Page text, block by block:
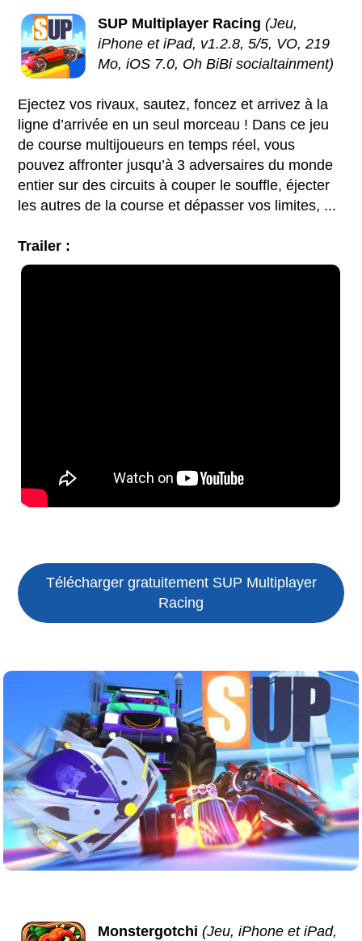
SUP Multiplayer Racing (Jeu,
iPhone et iPad, v1.2.8, 5/5, VO, 219
Mo, iOS 7.0, Oh BiBi socialtainment)
Ejectez vos rivaux, sautez, foncez et arrivez à la
ligne d’arrivée en un seul morceau ! Dans ce jeu
de course multijoueurs en temps réel, vous
pouvez affronter jusqu’à 3 adversaires du monde
entier sur des circuits à couper le souffle, éjecter
les autres de la course et dépasser vos limites, ...
Trailer :
Télécharger gratuitement SUP Multiplayer
Racing
Monstergotchi (Jeu, iPhone et iPad,